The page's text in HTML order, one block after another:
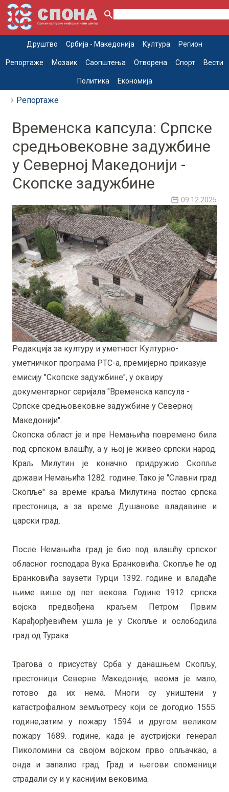
Друштво Србија - Македонија Култура Регион
Репортаже Мозаик Саопштења Отворена Спорт Вести
Политика Економија
Репортаже
Временска капсула: Српске
средњовековне задужбине
у Северној Македонији -
Скопске задужбине
09.12.2025
Редакција за културу и уметност Културно-
уметничког програма РТС-а, премијерно приказује
емисију "Скопске задужбине", у оквиру
документарног серијала "Временска капсула -
Српске средњовековне задужбине у Северној
Македонији".
Скопска област је и пре Немањића повремено била
под српском влашћу, а у њој је живео српски народ.
Краљ Милутин је коначно придружио Скопље
држави Немањића 1282. године. Тако је "Славни град
Скопље" за време краља Милутина постао српска
престоница, а за време Душанове владавине и
царски град.
После Немањића град је био под влашћу српског
обласног господара Вука Бранковића. Скопље ће од
Бранковића заузети Турци 1392. године и владаће
њиме више од пет векова. Године 1912. српска
војска предвођена краљем Петром Првим
Карађорђевићем ушла је у Скопље и ослободила
град од Турака.
Трагова о присуству Срба у данашњем Скопљу,
престоници Северне Македоније, веома је мало,
готово да их нема. Многи су уништени у
катастрофалном земљотресу који се догодио 1555.
године,затим у пожару 1594. и другом великом
пожару 1689. године, када је аустријски генерал
Пиколомини са својом војском прво опљачкао, а
онда и запалио град. Град и његови споменици
страдали су и у каснијим вековима.